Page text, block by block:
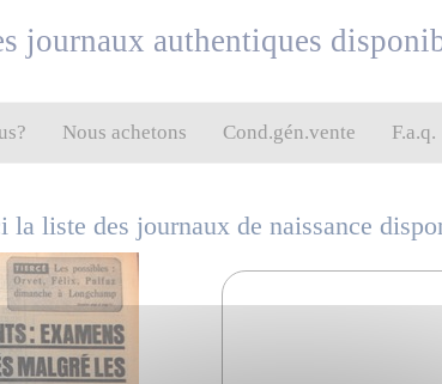
journaux authentiques
Nous achetons Cond.gén.vente F.a.q.
la liste des journaux de naissance